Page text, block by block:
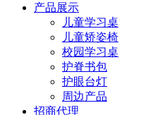
产品展示
儿童学习桌
儿童矫姿椅
校园学习桌
护脊书包
护眼台灯
周边产品
招商代理